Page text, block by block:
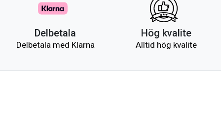
Delbetala
Delbetala med Klarna
Hög kvalite
Alltid hög kvalite